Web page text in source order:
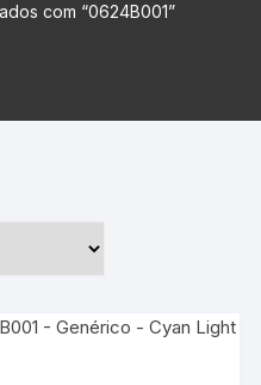
com “0624B001”